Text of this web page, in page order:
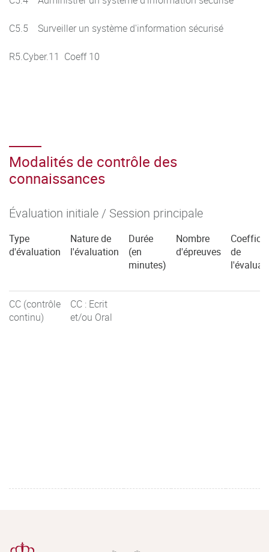
C5.5 Surveiller un système d'information sécurisé
R5.Cyber.11 Coeff 10
Modalités de contrôle des
connaissances
Évaluation initiale / Session principale
Type
d'évaluation
Nature de
l'évaluation
Durée
(en
minutes)
Nombre
d'épreuves
de
CC (contrôle
continu)
CC : Ecrit
et/ou Oral